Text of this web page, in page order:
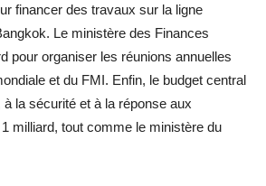
financer des travaux sur la ligne
Le ministère des Finances
pour organiser les réunions annuelles
et du FMI. Enfin, le budget central
la sécurité et à la réponse aux
milliard, tout comme le ministère du